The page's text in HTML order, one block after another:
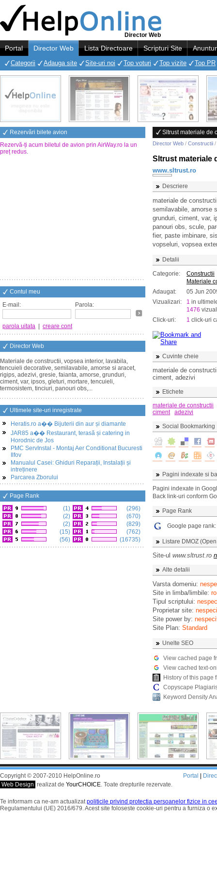
Director Web
Portal Director Web Lista Directoare Scripturi Site
Categorii Adauga site Site-uri noi Top voturi Top vizite Top PR
Rezervări bilete avion
Rezervă-ți acum biletul de avion prin AirWay.ro la un
preț redus.
Contul meu
E-mail:
Parola:
parola uitata creare cont
Director Web
Materiale de constructii, vopsea interior, lavabila,
tencuieli decorative, semilavabile, amorse si aracet,
rigips, adezivi, gresie, faianta, amorse, grunduri,
ciment, var, ipsos, gleturi, mortare, tencuieli,
termosistem, tinciuri, panouri obs,...
Ultimele site-uri inregistrate
Heratis.ro a�� Bijuterii din aur și diamante
JAR85 a�� Restaurant, terasă și catering in
Horodnic de Jos
PMC ServInstal - Montaj Aer Conditionat Bucuresti
Ilfov
Manualul Casei: Ghiduri Reparații, Instalații și
intreținere
Parcarea Zborului
Page Rank
(1)
(2)
(2)
(15)
(56)
(296)
(670)
(829)
(762)
(16735)
Sltrust materiale de
Director Web / Constructii /
Sltrust materiale
www.sltrust.ro
Descriere
materiale de
semilavabile, amorse
grunduri, ciment, var,
panouri obs, scule,
fier, paste imbinare,
vopseluri, vopsea
Detalii
Categorie:
Constructii
Materiale
Adaugat:
05 Jun
Vizualizari:
1 in
1476
Click-uri:
1 click-uri
Cuvinte cheie
materiale de
ciment, adezivi
Etichete
materiale de constructii
ciment
adezivi
Social Bookmarking
Pagini indexate si
Pagini indexate in
Back link-uri conform
Page Rank
Google page rank:
Listare DMOZ
Site-ul www.sltrust.ro
Alte detalii
Varsta domeniu:
Site in limba/limbile: ro
Tipul scriptului:
Proprietar site:
Site power by:
Site Plan: Standard
Unelte SEO
View cached page
View cached text-
History of this page
Copyscape
Keyword Density
Copyright © 2007-2010 HelpOnline.ro
Web Design realizat de YourCHOICE. Toate drepturile rezervate.
Portal
Te informam ca ne-am actualizatpoliticile privind protectia persoanelor fizice in
Regulamentului (UE) 2016/679. Acest site foloseste cookie-uri pentru a furniza o